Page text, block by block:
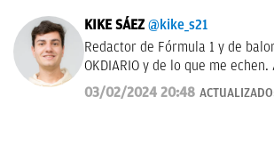
KIKE SÁEZ @kike_s21
Redactor de Fórmula 1 y de
OKDIARIO y de lo que me echen.
deporte y todo lo que le rodea.
03/02/2024 20:48